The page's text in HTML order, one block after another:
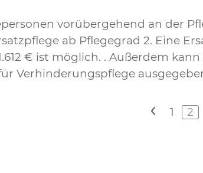
vorübergehend an der
ab Pflegegrad 2. Eine
€ ist möglich. . Außerdem
Verhinderungspflege
< 1 2